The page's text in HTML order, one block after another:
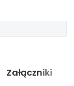
Załączniki